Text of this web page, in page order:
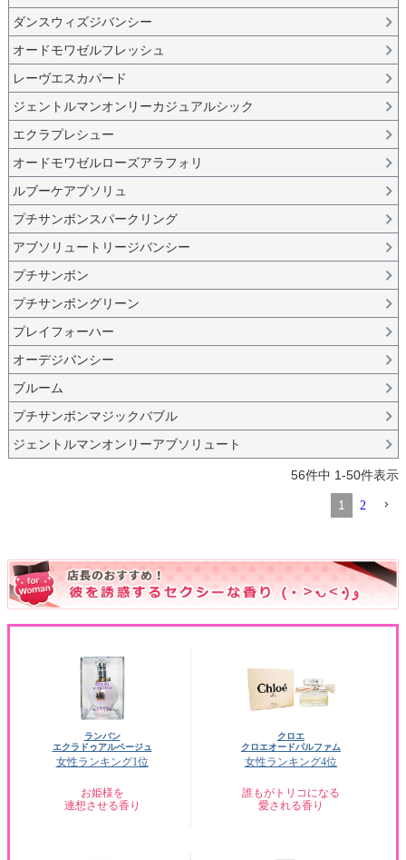
ダンスウィズジバンシー
オードモワゼルフレッシュ
レーヴエスカパード
ジェントルマンオンリーカジュアルシック
エクラプレシュー
オードモワゼルローズアラフォリ
ルブーケアブソリュ
プチサンボンスパークリング
アブソリュートリージバンシー
プチサンボン
プチサンボングリーン
プレイフォーハー
オーデジバンシー
ブルーム
プチサンボンマジックバブル
ジェントルマンオンリーアブソリュート
56件中 1-50件表示
1 2
ランバン
エクラドゥアルページュ
女性ランキング1位
お姫様を
連想させる香り
クロエ
クロエオードパルファム
女性ランキング4位
誰もがトリコになる
愛される香り